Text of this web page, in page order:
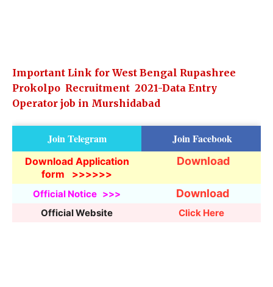
Important Link for West Bengal Rupashree
Prokolpo Recruitment 2021-Data Entry
Operator job in Murshidabad
Join Telegram Join Facebook
Download Application
form
>>>>>>
Download
Official Notice >>> Download
Official Website Click Here